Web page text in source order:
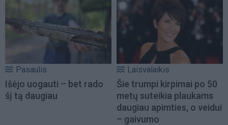
Pasaulis
Išėjo uogauti – bet rado
šį tą daugiau
Laisvalaikis
Šie trumpi kirpimai po 50
metų suteikia plaukams
daugiau apimties, o veidui
– gaivumo